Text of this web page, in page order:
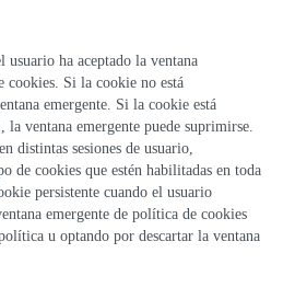
ha aceptado la ventana
cookies. Si la cookie no está
emergente. Si la cookie está
ventana emergente puede suprimirse.
distintas sesiones de usuario,
de cookies que estén habilitadas en toda
persistente cuando el usuario
emergente de política de cookies
u optando por descartar la ventana